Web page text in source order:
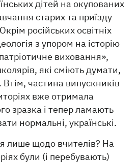
дітей на окупованих
старих та приїзду
російських освітніх
з упором на історію
виховання»,
які сміють думати,
частина випускників
вже отримала
зразка і тепер ламають
нормальні, українські.
лише щодо вчителів? На
були (і перебувають)